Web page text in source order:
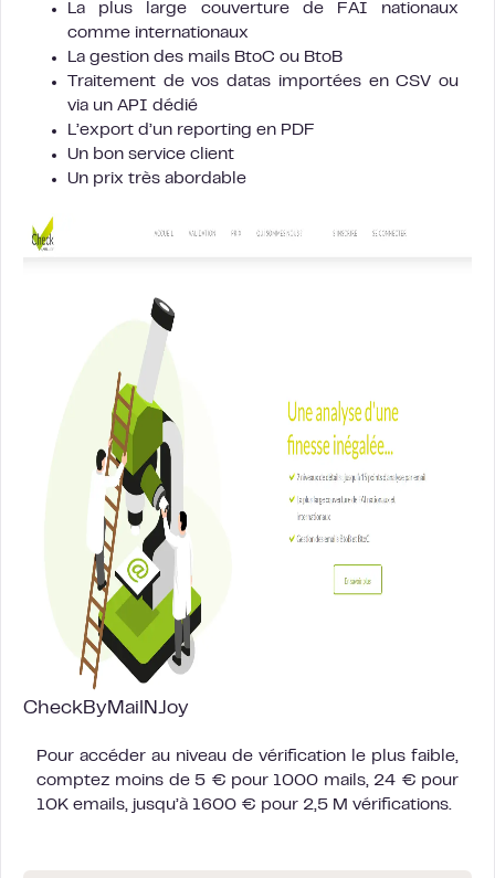
La plus large couverture de FAI nationaux
comme internationaux
La gestion des mails BtoC ou BtoB
Traitement de vos datas importées en CSV ou
via un API dédié
L’export d’un reporting en PDF
Un bon service client
Un prix très abordable
CheckByMailNJoy
Pour accéder au niveau de vérification le plus faible,
comptez moins de 5 € pour 1000 mails, 24 € pour
10K emails, jusqu’à 1600 € pour 2,5 M vérifications.